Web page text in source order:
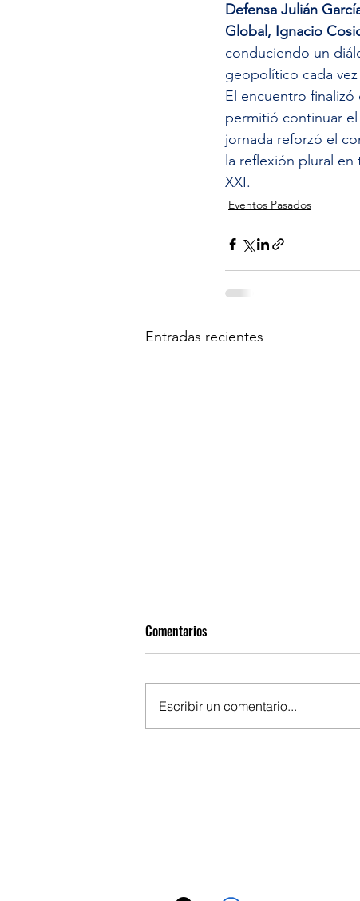
Defensa Julián
Global, Ignacio
conduciendo un
geopolítico cada
El encuentro finalizó
permitió continuar
jornada reforzó el
la reflexión plural
XXI.
Eventos Pasados
Entradas recientes
Comentarios
Escribir un comentario...